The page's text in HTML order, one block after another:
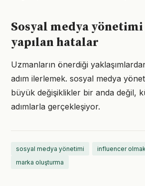
Sosyal medya
yapılan hatalar
Uzmanların önerdiği
adım ilerlemek. sosyal medya
büyük değişiklikler bir anda değil,
adımlarla gerçekleşiyor.
sosyal medya yönetimi
influencer olmak
marka oluşturma